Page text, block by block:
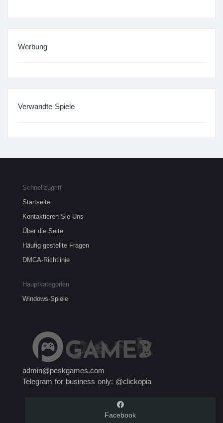
Werbung
Verwandte Spiele
Schnellzugriff
Startseite
Kontaktieren Sie Uns
Über die Seite
Häufig gestellte Fragen
DMCA-Richtlinie
Hauptkategorien
Windows-Spiele
admin@peskgames.com
Telegram for business only: @clickopia
Facebook